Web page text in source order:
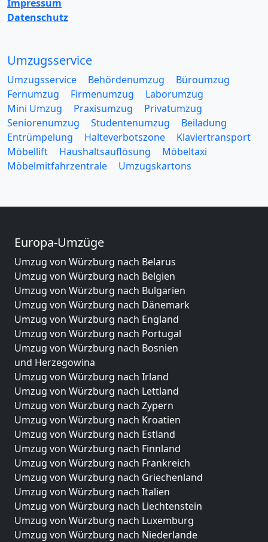
Impressum
Datenschutz
Umzugsservice
Umzugsservice Behördenumzug
Büroumzug
Fernumzug
Firmenumzug
Laborumzug
Mini Umzug
Praxisumzug
Privatumzug
Seniorenumzug
Studentenumzug
Beiladung
Entrümpelung
Halteverbotszone
Klaviertransport
Möbellift
Haushaltsauflösung
Möbeltaxi
Möbelmitfahrzentrale
Umzugskartons
Europa-Umzüge
Umzug von Würzburg nach Belarus
Umzug von Würzburg nach Belgien
Umzug von Würzburg nach Bulgarien
Umzug von Würzburg nach Dänemark
Umzug von Würzburg nach England
Umzug von Würzburg nach Portugal
Umzug von Würzburg nach Bosnien
und Herzegowina
Umzug von Würzburg nach Irland
Umzug von Würzburg nach Lettland
Umzug von Würzburg nach Zypern
Umzug von Würzburg nach Kroatien
Umzug von Würzburg nach Estland
Umzug von Würzburg nach Finnland
Umzug von Würzburg nach Frankreich
Umzug von Würzburg nach Griechenland
Umzug von Würzburg nach Italien
Umzug von Würzburg nach Liechtenstein
Umzug von Würzburg nach Luxemburg
Umzug von Würzburg nach Niederlande